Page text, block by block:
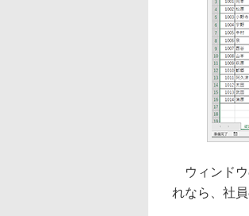
ウィンドウ
れなら、社